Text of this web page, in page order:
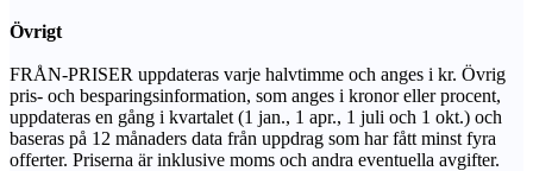
Övrigt
FRÅN-PRISER uppdateras varje halvtimme och anges i kr. Övrig
pris- och besparingsinformation, som anges i kronor eller procent,
uppdateras en gång i kvartalet (1 jan., 1 apr., 1 juli och 1 okt.) och
baseras på 12 månaders data från uppdrag som har fått minst fyra
offerter. Priserna är inklusive moms och andra eventuella avgifter.